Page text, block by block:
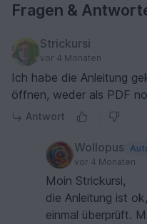
Fragen &
Strickursi
vor 4 Monaten
Ich habe die Anleitung
öffnen, weder als PDF
Antwort
Wollopus
vor 4 Monaten
Moin Strickursi,
die Anleitung ist
einmal überprüft.